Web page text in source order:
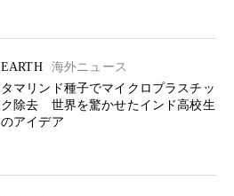
EARTH
海外ニュース
タマリンド種子でマイクロプラスチッ
ク除去 世界を驚かせたインド高校生
のアイデア